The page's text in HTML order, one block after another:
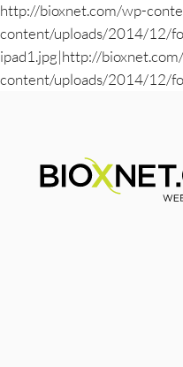
http://bioxnet.com/wp-
content/uploads/2014/12/
ipad1.jpg|http://
content/uploads/2014/12/